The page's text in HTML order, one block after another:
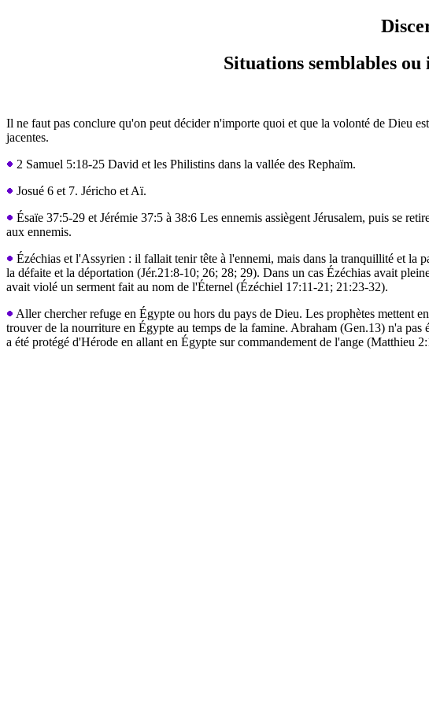
Situations semblables
Il ne faut pas conclure qu'on peut décider n'importe quoi et que la volonté de Dieu
jacentes.
2 Samuel 5:18-25 David et les Philistins dans la vallée des Rephaïm.
Josué 6 et 7. Jéricho et Aï.
Ésaïe 37:5-29 et Jérémie 37:5 à 38:6 Les ennemis assiègent Jérusalem, puis se
aux ennemis.
Ézéchias et l'Assyrien : il fallait tenir tête à l'ennemi, mais dans la tranquillité et la
la défaite et la déportation (Jér.21:8-10; 26; 28; 29). Dans un cas Ézéchias avait
avait violé un serment fait au nom de l'Éternel (Ézéchiel 17:11-21; 21:23-32).
Aller chercher refuge en Égypte ou hors du pays de Dieu. Les prophètes mettent
trouver de la nourriture en Égypte au temps de la famine. Abraham (Gen.13) n'a
a été protégé d'Hérode en allant en Égypte sur commandement de l'ange (Matthieu